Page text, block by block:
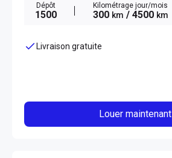
Dépôt
1500
Kilométrage jour/mois
300 km / 4500 km
Livraison gratuite
Louer maintenant